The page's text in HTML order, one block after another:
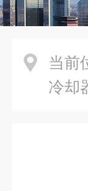
当前
冷却